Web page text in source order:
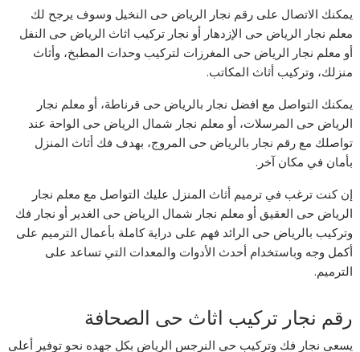
يمكنك الاتصال على رقم نجار الرياض حى النخيل وسوف يرجح لك
معلم نجار الرياض حى الإزدهار أو نجار تركيب اثاث الرياض حى النفل
أو معلم نجار الرياض حى المغرزات لتركيب وحدات المطبخ، وأثاث
منزلك، وتركيب أثاث المكاتب.
يمكنك التواصل مع افضل نجار بالرياض حى قرناطة، أو معلم نجار
الرياض حى المرسلات، أو معلم نجار شمال الرياض حى الواحة عند
تواصلك مع رقم نجار بالرياض حى المروج، بهدف فك أثاث المنزل
بأمان في مكان آخر.
إن كنت ترغب في ترميم أثاث المنزل عليك التواصل مع معلم نجار
الرياض حى العقيق أو معلم نجار شمال الرياض حى الغدير أو نجار فك
وتركيب بالرياض حى الرائد فهم على دراية كاملة بأعمال الترميم على
أكمل وجه وباستخدام أحدث الأدوات والمعدات التي تساعد على
الترميم.
رقم نجار تركيب اثاث حى الصحافة
يسعى نجار فك وتركيب حي النرجس الرياض بكل جهده نحو توفير أعلى